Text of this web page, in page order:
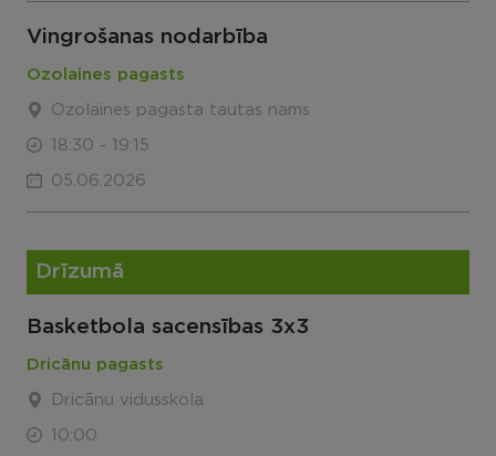
Vingrošanas nodarbība
Ozolaines pagasts
Ozolaines pagasta tautas nams
18:30 - 19:15
05.06.2026
Drīzumā
Basketbola sacensības 3x3
Dricānu pagasts
Dricānu vidusskola
10:00